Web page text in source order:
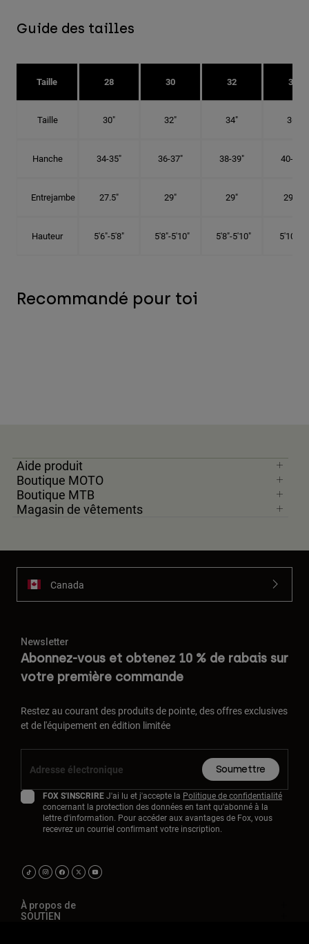
Guide des tailles
Taille 28 30 32 34
Taille 30" 32" 34" 36"
Hanche 34-35" 36-37" 38-39" 40-41"
Entrejambe 27.5" 29" 29" 29.5"
Hauteur 5'6"-5'8" 5'8"-5'10" 5'8"-5'10" 5'10"-6'
Recommandé pour toi
Aide produit
Boutique MOTO
Boutique MTB
Magasin de vêtements
Canada
Newsletter
Abonnez-vous et obtenez 10 % de rabais sur
votre première commande
Restez au courant des produits de pointe, des offres exclusives
et de l'équipement en édition limitée
Soumettre
FOX S'INSCRIREJ'ai lu et j'accepte la Politique de confidentialité
concernant la protection des données en tant qu'abonné à la
lettre d'information. Pour accéder aux avantages de Fox, vous
recevrez un courriel confirmant votre inscription.
À propos de
SOUTIEN